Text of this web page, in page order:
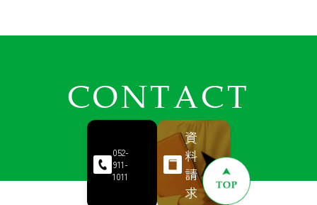
CONTACT
052-
911-
1011
資
料
請
求